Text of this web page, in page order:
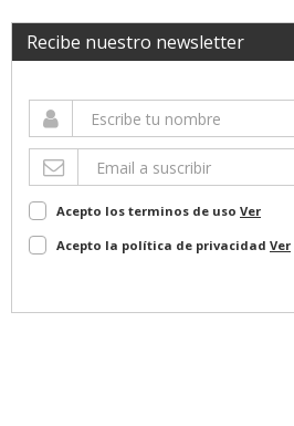
Recibe nuestro newsletter
Acepto los terminos de uso Ver
Acepto la política de privacidad Ver